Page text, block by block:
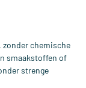
zonder chemische
smaakstoffen of
strenge